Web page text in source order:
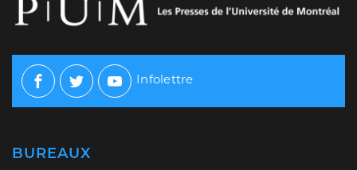
Facebook
TwitterYoutube
Infolettre
BUREAUX